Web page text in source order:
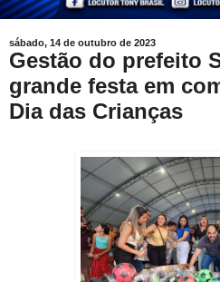
sábado, 14 de outubro de 2023
Gestão do prefeito
grande festa em
Dia das Crianças